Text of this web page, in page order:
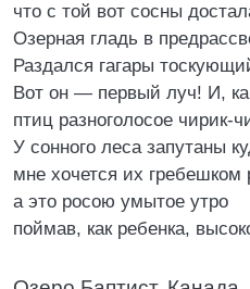
что с той вот сосны
Озерная гладь в
Раздался гагары
Вот он — первый луч! И,
птиц разноголосое чирик-
У сонного леса запутаны
мне хочется их гребешком
а это росою умытое утро
поймав, как ребенка,